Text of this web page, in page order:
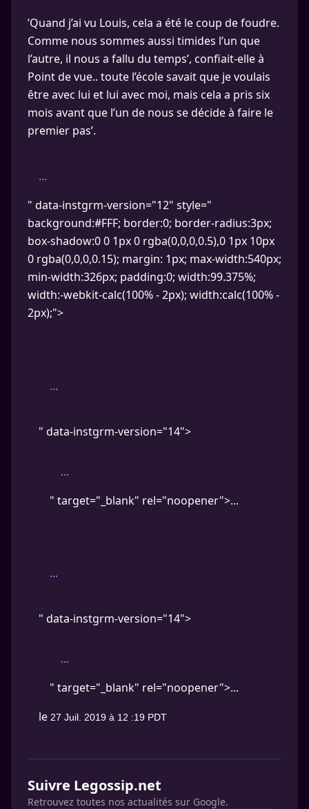
’Quand j’ai vu Louis, cela a été le coup de foudre.
Comme nous sommes aussi timides l’un que
l’autre, il nous a fallu du temps’, confiait-elle à
Point de vue.. toute l’école savait que je voulais
être avec lui et lui avec moi, mais cela a pris six
mois avant que l’un de nous se décide à faire le
premier pas’.
...
" data-instgrm-version="12" style="
background:#FFF; border:0; border-radius:3px;
box-shadow:0 0 1px 0 rgba(0,0,0,0.5),0 1px 10px
0 rgba(0,0,0,0.15); margin: 1px; max-width:540px;
min-width:326px; padding:0; width:99.375%;
width:-webkit-calc(100% - 2px); width:calc(100% -
2px);">
...
" data-instgrm-version="14">
...
" target="_blank" rel="noopener">...
...
" data-instgrm-version="14">
...
" target="_blank" rel="noopener">...
le 27 Juil. 2019 à 12 :19 PDT
Suivre Legossip.net
Retrouvez toutes nos actualités sur Google.